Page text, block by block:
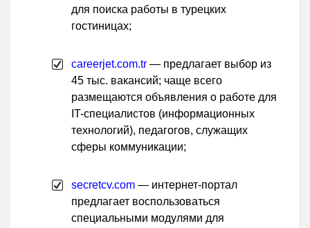
для поиска работы в турецких
гостиницах;
careerjet.com.tr — предлагает выбор из
45 тыс. вакансий; чаще всего
размещаются объявления о работе для
IT-специалистов (информационных
технологий), педагогов, служащих
сферы коммуникации;
secretcv.com — интернет-портал
предлагает воспользоваться
специальными модулями для